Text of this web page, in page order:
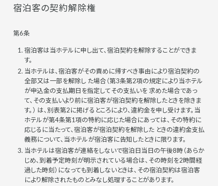
宿泊客の契約解除権
第6条
宿泊客は当ホテルに申し出て、宿泊契約を解除することができま
す。
当ホテルは、宿泊客がその責めに帰すべき事由により宿泊契約の
全部又は一部を解除し た場合（第3条第2項の規定により当ホテル
が申込金の支払期日を指定してその支払いを 求めた場合であっ
て、その支払いより前に宿泊客が宿泊契約を解除したときを除きま
す。） は、別表第2に掲げるところにより、違約金を申し受けます。当
ホテルが第4条第1項の特約に応じた場合にあっては、その特約に
応じるに当たって、宿泊客が宿泊契約を解除した ときの違約金支払
義務について、当ホテルが宿泊客に告知したときに限ります。
当ホテルは宿泊客が連絡をしないで宿泊日当日の午後8時（あらか
じめ、到着予定時刻が明示されている場合は、その時刻を2時間経
過した時刻）になっても到着しないときは、その宿泊契約は宿泊客
により解除されたものとみなし処理することがあります。